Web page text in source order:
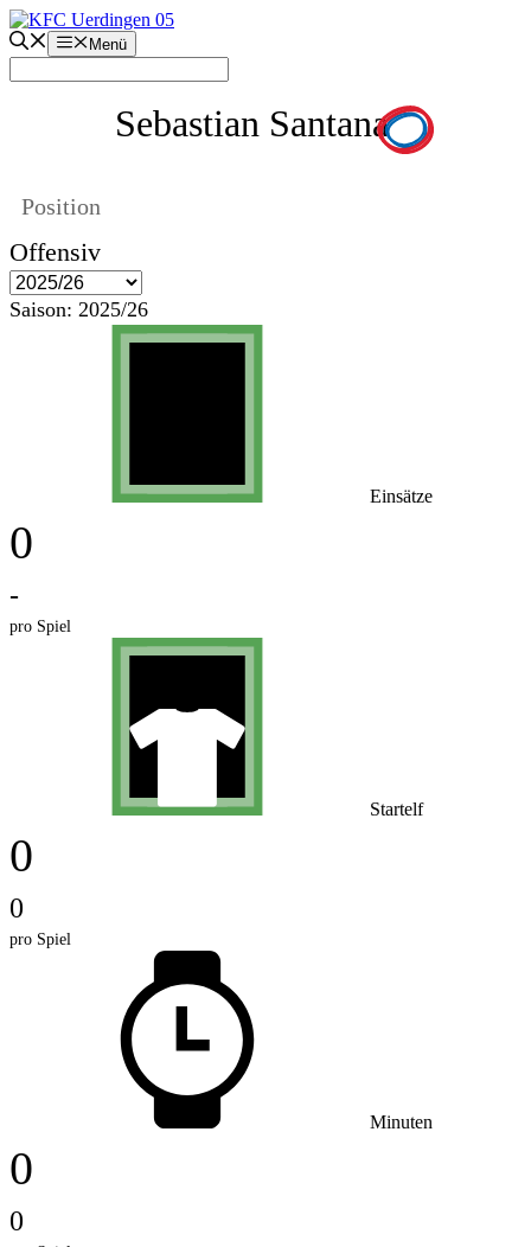
Zum
Inhalt
springen
Menü
Sebastian Santana
Position
Offensiv
Saison: 2025/26
Einsätze
0
-
pro Spiel
Startelf
0
0
pro Spiel
Minuten
0
0